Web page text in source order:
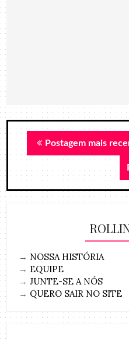
Postagem mais
→ NOSSA HISTÓRIA
→ EQUIPE
→JUNTE-SE A NÓS
→ QUERO SAIR NO SITE